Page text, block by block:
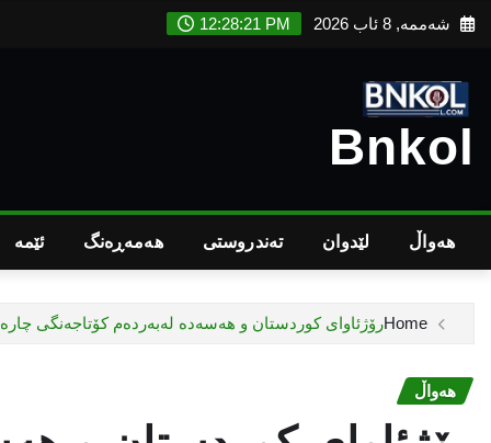
Skip
شەممە, 8 ئاب 2026 12:28:22 PM
Bnkol
هەواڵ لێدوان تەندروستى هەمەڕەنگ ئێمە
Homeرۆژئاوای کوردستان و هەسەدە لەبەردەم کۆتاجەنگی
هەواڵ